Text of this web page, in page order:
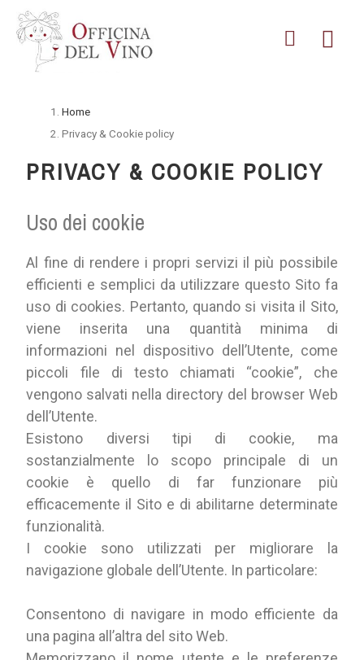
Home
Privacy & Cookie policy
PRIVACY & COOKIE POLICY
Uso dei cookie
Al fine di rendere i propri servizi il più possibile
efficienti e semplici da utilizzare questo Sito fa
uso di cookies. Pertanto, quando si visita il Sito,
viene inserita una quantità minima di
informazioni nel dispositivo dell’Utente, come
piccoli file di testo chiamati “cookie”, che
vengono salvati nella directory del browser Web
dell’Utente.
Esistono diversi tipi di cookie, ma
sostanzialmente lo scopo principale di un
cookie è quello di far funzionare più
efficacemente il Sito e di abilitarne determinate
funzionalità.
I cookie sono utilizzati per migliorare la
navigazione globale dell’Utente. In particolare:
Consentono di navigare in modo efficiente da
una pagina all’altra del sito Web.